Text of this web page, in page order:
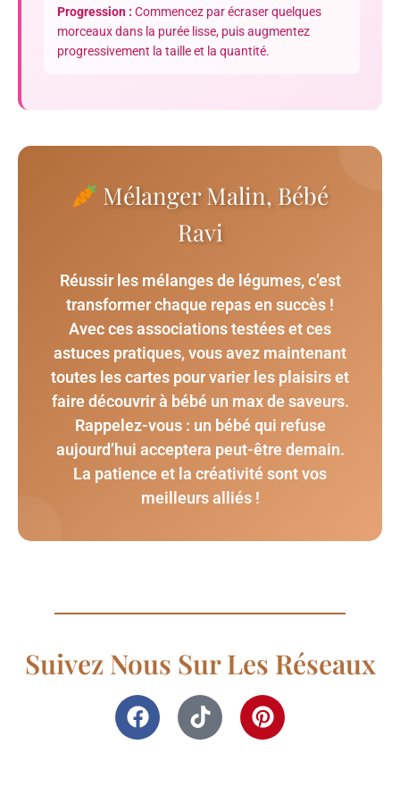
Progression : Commencez par écraser quelques
morceaux dans la purée lisse, puis augmentez
progressivement la taille et la quantité.
Mélanger Malin, Bébé
Ravi
Réussir les mélanges de légumes, c’est
transformer chaque repas en succès !
Avec ces associations testées et ces
astuces pratiques, vous avez maintenant
toutes les cartes pour varier les plaisirs et
faire découvrir à bébé un max de saveurs.
Rappelez-vous : un bébé qui refuse
aujourd’hui acceptera peut-être demain.
La patience et la créativité sont vos
meilleurs alliés !
Suivez Nous Sur Les Réseaux